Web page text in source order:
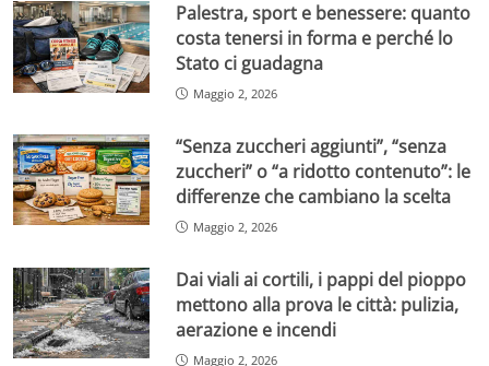
Palestra, sport e benessere: quanto
costa tenersi in forma e perché lo
Stato ci guadagna
Maggio 2, 2026
“Senza zuccheri aggiunti”, “senza
zuccheri” o “a ridotto contenuto”: le
differenze che cambiano la scelta
Maggio 2, 2026
Dai viali ai cortili, i pappi del pioppo
mettono alla prova le città: pulizia,
aerazione e incendi
Maggio 2, 2026